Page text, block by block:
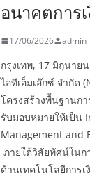
อนาคตการ
17/06/2026 admin
กรุงเทพ, 17 มิถุนาย
ไอทีเอ็มเอ๊กซ์ จำกัด
โครงสร้างพื้นฐานก
รับมอบหมายให้เป็น
Management and
ภายใต้วิสัยทัศน์ใน
ด้านเทคโนโลยีการ